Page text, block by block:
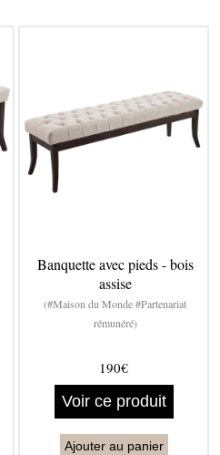
Banquette avec pieds - bois
assise
(#Maison du Monde #Partenariat
rémunéré)
190€
Voir ce produit
Ajouter au panier